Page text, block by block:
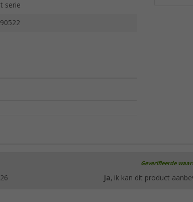
serie
Geverifieerde
Ja, ik kan dit product